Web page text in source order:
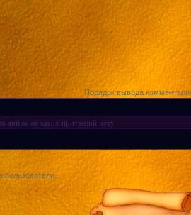
Порядок вывода
аниме не каких притэнзий нету
пользователи.